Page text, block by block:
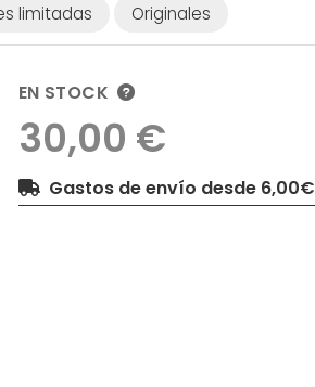
limitadas Originales
EN STOCK
30,00 €
Gastos de envío desde 6,00€